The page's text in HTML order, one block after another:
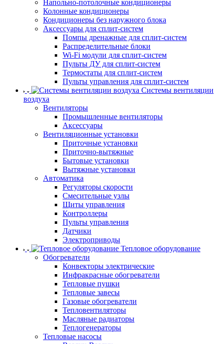
Напольно-потолочные кондиционеры
Колонные кондиционеры
Кондиционеры без наружного блока
Аксессуары для сплит-систем
Помпы дренажные для сплит-систем
Распределительные блоки
Wi-Fi модули для сплит-систем
Пульты ДУ для сплит-систем
Термостаты для сплит-систем
Пульты управления для сплит-систем
Системы вентиляции
воздуха
Вентиляторы
Промышленные вентиляторы
Аксессуары
Вентиляционные установки
Приточные установки
Приточно-вытяжные
Бытовые установки
Вытяжные установки
Автоматика
Регуляторы скорости
Смесительные узлы
Щиты управления
Контроллеры
Пульты управления
Датчики
Электроприводы
Тепловое оборудование
Обогреватели
Конвекторы электрические
Инфракрасные обогреватели
Тепловые пушки
Тепловые завесы
Газовые обогреватели
Тепловентиляторы
Масляные радиаторы
Теплогенераторы
Тепловые насосы